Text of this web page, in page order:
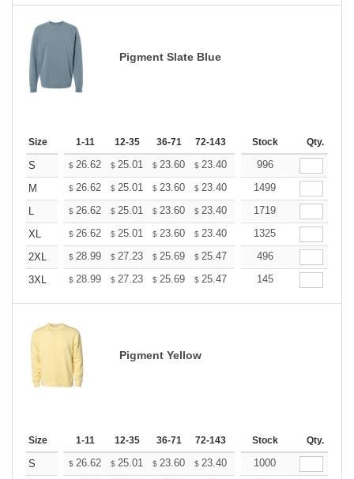
Pigment Slate Blue
Size 1-11 12-35 36-71 72-143 144-287 288 + More
Stock Qty.
S $ 26.62 $ 25.01 $ 23.60 $ 23.40 22.99
996
M
$ 26.62 $ 25.01 $ 23.60 $ 23.40 22.99
1499
L
$ 26.62 $ 25.01 $ 23.60 $ 23.40 22.99
1719
XL
$ 26.62 $ 25.01 $ 23.60 $ 23.40 22.99
1325
2XL
$ 28.99 $ 27.23 $ 25.69 $ 25.47 25.03
496
3XL
$ 28.99 $ 27.23 $ 25.69 $ 25.47 25.03
145
Pigment Yellow
Size 1-11 12-35 36-71 72-143 144-287 288 + More
Stock Qty.
S $ 26.62 $ 25.01 $ 23.60 $ 23.40 22.99
1000